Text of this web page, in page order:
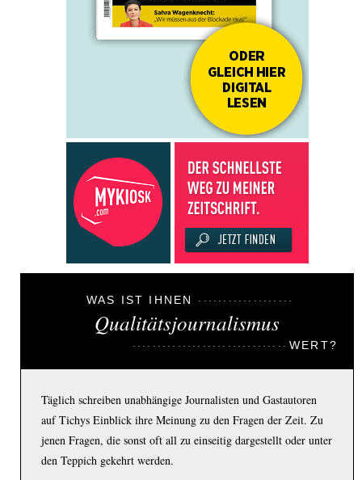
WAS IST IHNEN
Qualitätsjournalismus
WERT?
Täglich schreiben unabhängige Journalisten und Gastautoren
auf Tichys Einblick ihre Meinung zu den Fragen der Zeit. Zu
jenen Fragen, die sonst oft all zu einseitig dargestellt oder unter
den Teppich gekehrt werden.